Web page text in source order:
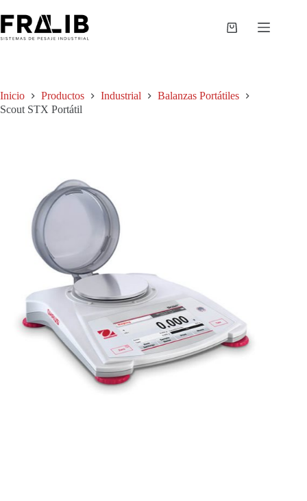
al
contenido
Shopping
Inicio Productos Industrial
Balanzas Portátiles
Scout STX Portátil